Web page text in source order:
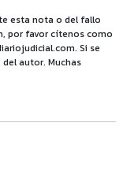
esta nota o del fallo
por favor cítenos como
Si se
autor. Muchas